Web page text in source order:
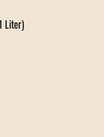
Liter)